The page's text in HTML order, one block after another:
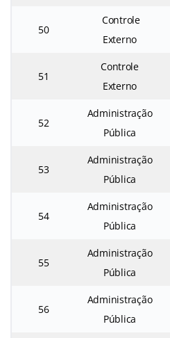
50
Controle
Externo
51
Controle
Externo
52
Administração
Pública
53
Administração
Pública
54
Administração
Pública
55
Administração
Pública
56
Administração
Pública